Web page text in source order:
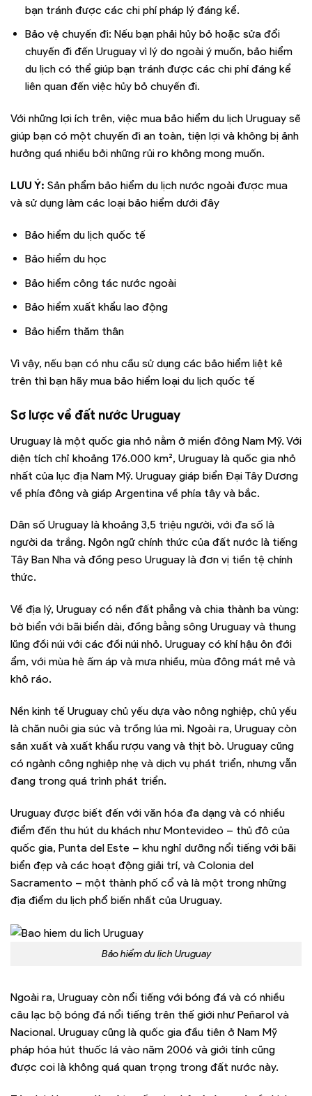
bạn tránh được các chi phí pháp lý đáng kể.
Bảo vệ chuyến đi: Nếu bạn phải hủy bỏ hoặc sửa đổi
chuyến đi đến Uruguay vì lý do ngoài ý muốn, bảo hiểm
du lịch có thể giúp bạn tránh được các chi phí đáng kể
liên quan đến việc hủy bỏ chuyến đi.
Với những lợi ích trên, việc mua bảo hiểm du lịch Uruguay sẽ
giúp bạn có một chuyến đi an toàn, tiện lợi và không bị ảnh
hưởng quá nhiều bởi những rủi ro không mong muốn.
LƯU Ý: Sản phẩm bảo hiểm du lịch nước ngoài được mua
và sử dụng làm các loại bảo hiểm dưới đây
Bảo hiểm du lịch quốc tế
Bảo hiểm du học
Bảo hiểm công tác nước ngoài
Bảo hiểm xuất khẩu lao động
Bảo hiểm thăm thân
Vì vậy, nếu bạn có nhu cầu sử dụng các bảo hiểm liệt kê
trên thì bạn hãy mua bảo hiểm loại du lịch quốc tế
Sơ lược về đất nước Uruguay
Uruguay là một quốc gia nhỏ nằm ở miền đông Nam Mỹ. Với
diện tích chỉ khoảng 176.000 km², Uruguay là quốc gia nhỏ
nhất của lục địa Nam Mỹ. Uruguay giáp biển Đại Tây Dương
về phía đông và giáp Argentina về phía tây và bắc.
Dân số Uruguay là khoảng 3,5 triệu người, với đa số là
người da trắng. Ngôn ngữ chính thức của đất nước là tiếng
Tây Ban Nha và đồng peso Uruguay là đơn vị tiền tệ chính
thức.
Về địa lý, Uruguay có nền đất phẳng và chia thành ba vùng:
bờ biển với bãi biển dài, đồng bằng sông Uruguay và thung
lũng đồi núi với các đồi núi nhỏ. Uruguay có khí hậu ôn đới
ẩm, với mùa hè ấm áp và mưa nhiều, mùa đông mát mẻ và
khô ráo.
Nền kinh tế Uruguay chủ yếu dựa vào nông nghiệp, chủ yếu
là chăn nuôi gia súc và trồng lúa mì. Ngoài ra, Uruguay còn
sản xuất và xuất khẩu rượu vang và thịt bò. Uruguay cũng
có ngành công nghiệp nhẹ và dịch vụ phát triển, nhưng vẫn
đang trong quá trình phát triển.
Uruguay được biết đến với văn hóa đa dạng và có nhiều
điểm đến thu hút du khách như Montevideo – thủ đô của
quốc gia, Punta del Este – khu nghỉ dưỡng nổi tiếng với bãi
biển đẹp và các hoạt động giải trí, và Colonia del
Sacramento – một thành phố cổ và là một trong những
địa điểm du lịch phổ biến nhất của Uruguay.
Bảo hiểm du lịch Uruguay
Ngoài ra, Uruguay còn nổi tiếng với bóng đá và có nhiều
câu lạc bộ bóng đá nổi tiếng trên thế giới như Peñarol và
Nacional. Uruguay cũng là quốc gia đầu tiên ở Nam Mỹ
pháp hóa hút thuốc lá vào năm 2006 và giới tính cũng
được coi là không quá quan trọng trong đất nước này.